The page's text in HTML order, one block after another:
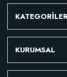
KURUMSAL